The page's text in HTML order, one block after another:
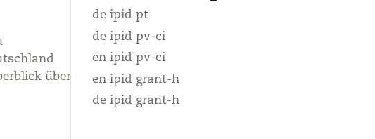
über
de ipid pt
de ipid pv-ci
en ipid pv-ci
en ipid grant-h
de ipid grant-h